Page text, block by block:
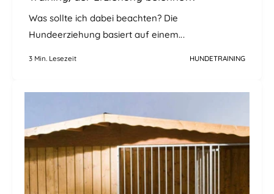
Was sollte ich dabei beachten? Die
Hundeerziehung basiert auf einem...
3 Min. Lesezeit HUNDETRAINING